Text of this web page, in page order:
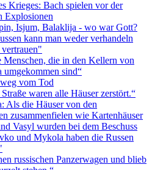
Krieges: Bach spielen vor der
Explosionen
Isjum, Balaklija - wo war Gott?
kann man weder verhandeln
Menschen, die in den Kellern von
umgekommen sind“
vom Tod
waren alle Häuser zerstört.“
Als die Häuser von den
zusammenfielen wie Kartenhäuser
Vasyl wurden bei dem Beschuss
und Mykola haben die Russen
russischen Panzerwagen und blieb